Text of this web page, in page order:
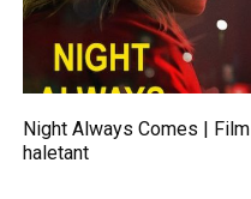
Night Always Comes | Film
haletant